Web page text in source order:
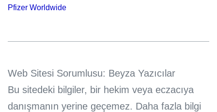
Pfizer Worldwide
Web Sitesi Sorumlusu: Beyza Yazıcılar
Bu sitedeki bilgiler, bir hekim veya eczacıya
danışmanın yerine geçemez. Daha fazla bilgi